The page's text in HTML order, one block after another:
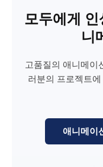
모두에게
니
고품질의 애니메이
러분의 프로젝트
애니메이